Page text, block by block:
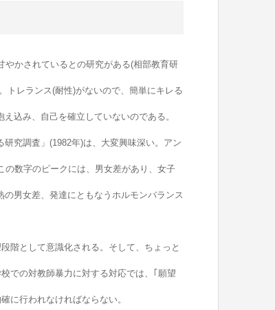
かされているとの研究がある(相部教育研
トレランス(耐性)がないので、簡単にキレる
込み、自己を確立していないのである。
究調査」(1982年)は、大変興味深い。アン
数字のピークには、男女差があり、女子
男女差、発達にともなうホルモンバランス
階として意識化される。そして、ちょっと
での対教師暴力に対する対応では、｢願望
に行われなければならない。